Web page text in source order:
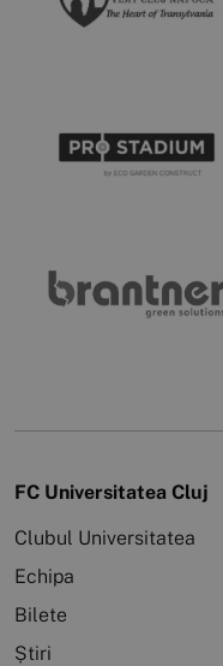
FC Universitatea Cluj
Clubul Universitatea
Echipa
Bilete
Știri